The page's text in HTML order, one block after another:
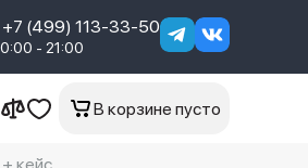
+7 (499) 113-33-50
- 21:00
В корзине пусто